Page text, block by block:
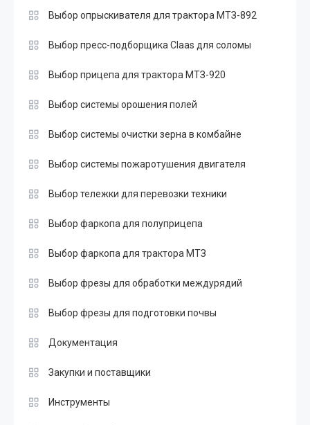
Выбор опрыскивателя для трактора МТЗ-892
Выбор пресс-подборщика Claas для соломы
Выбор прицепа для трактора МТЗ-920
Выбор системы орошения полей
Выбор системы очистки зерна в комбайне
Выбор системы пожаротушения двигателя
Выбор тележки для перевозки техники
Выбор фаркопа для полуприцепа
Выбор фаркопа для трактора МТЗ
Выбор фрезы для обработки междурядий
Выбор фрезы для подготовки почвы
Документация
Закупки и поставщики
Инструменты